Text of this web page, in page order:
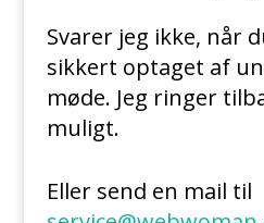
Svarer jeg ikke, når
sikkert optaget af
møde. Jeg ringer
muligt.
Eller send en mail til